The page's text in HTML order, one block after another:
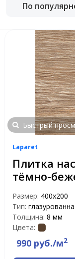
По
Быстрый
Laparet
Плитка
тёмно-
Размер: 400х200
Тип:
Толщина: 8 мм
Цвета:
990 руб./м2